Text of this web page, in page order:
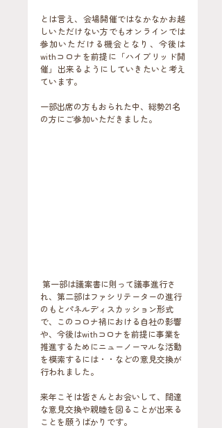
とは言え、会場開催ではなかなかお越
しいただけない方でもオンラインでは
参加いただける機会となり、今後は
withコロナを前提に「ハイブリッド開
催」出来るようにしていきたいと考え
ています。
一部出席の方もおられた中、総勢21名
の方にご参加いただきました。
れ、第二部はファシリテーターの進行
のもとパネルディスカッション形式
で、このコロナ禍における自社の影響
や、今後はwithコロナを前提に事業を
推進するためにニューノーマルな活動
を模索するには・・などの意見交換が
行われました。
来年こそは皆さんとお会いして、闊達
な意見交換や親睦を図ることが出来る
ことを願うばかりです。